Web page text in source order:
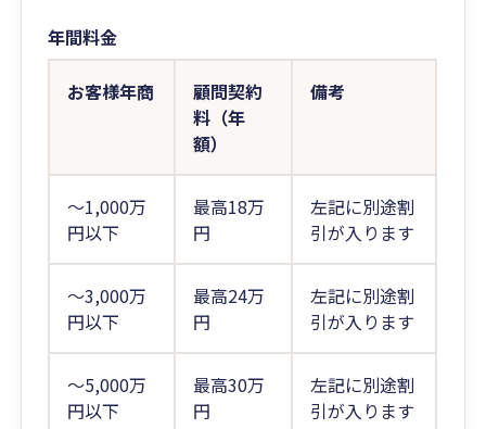
年間料金
お客様年商
顧問契約
料（年
額）
備考
～1,000万
円以下
最高18万
円
左記に別途割
引が入ります
～3,000万
円以下
最高24万
円
左記に別途割
引が入ります
～5,000万
円以下
最高30万
円
左記に別途割
引が入ります